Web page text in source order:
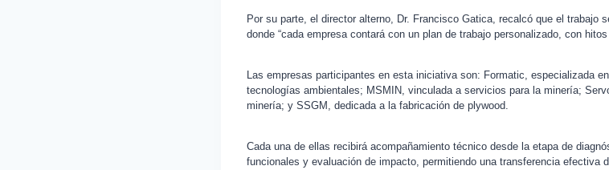
Por su parte, el director alterno, Dr. Francisco Gatica, recalcó que el trabajo
donde “cada empresa contará con un plan de trabajo personalizado, con
Las empresas participantes en esta iniciativa son: Formatic, especializada
tecnologías ambientales; MSMIN, vinculada a servicios para la minería;
minería; y SSGM, dedicada a la fabricación de plywood.
Cada una de ellas recibirá acompañamiento técnico desde la etapa de
funcionales y evaluación de impacto, permitiendo una transferencia efectiva